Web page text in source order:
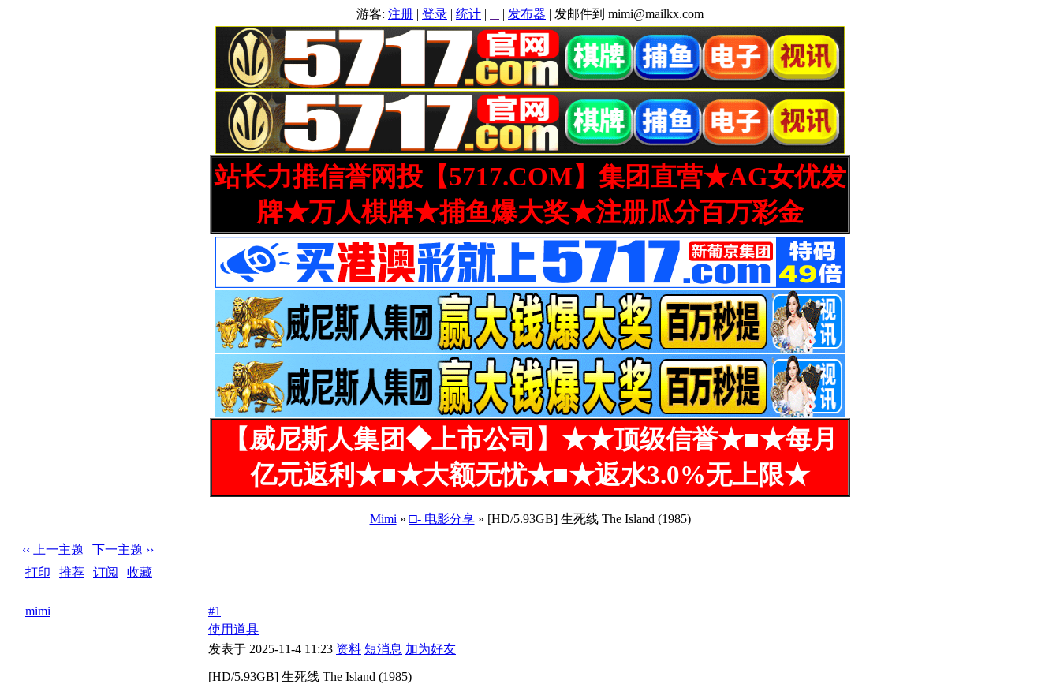
游客: 注册 | 登录 | 统计 | | 发布器 | 发邮件到 mimi@mailkx.com
站长力推信誉网投【5717.COM】集团直营★AG女优发
牌★万人棋牌★捕鱼爆大奖★注册瓜分百万彩金
【威尼斯人集团◆上市公司】★★顶级信誉★■★每月
亿元返利★■★大额无忧★■★返水3.0%无上限★
Mimi » □- 电影分享» [HD/5.93GB] 生死线 The Island (1985)
‹‹ 上一主题 | 下一主题 ››
打印
推荐 订阅
收藏
mimi
#1
使用道具
发表于 2025-11-4 11:23 资料 短消息 加为好友
[HD/5.93GB] 生死线 The Island (1985)